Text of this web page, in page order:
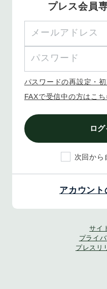
プレス会員
パスワードの再設定・
FAXで受信中の方はこち
ロ
次回から
アカウント
サイ
プライ
プレスリ